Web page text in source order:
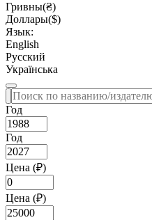
Гривны(₴)
Доллары($)
Язык:
English
Русский
Українська
Год
Год
Цена (₽)
Цена (₽)